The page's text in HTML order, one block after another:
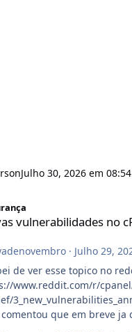
Julho 30, 2026 em 08:54
no cPanel
vulnerabilidades no
· Julho 29,
de ver esse topico no
www.reddit.com/r/
comentou que em breve ja